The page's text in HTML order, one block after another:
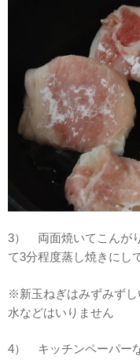
3） 両面焼いてこんが
て3分程度蒸し焼きにし
※新玉ねぎはみずみずし
水などはいりません
4） キッチンペーパー